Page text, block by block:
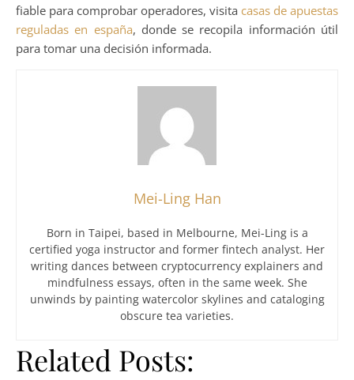
fiable para comprobar operadores, visita casas de apuestas
reguladas en españa, donde se recopila información útil
para tomar una decisión informada.
Mei-Ling Han
Born in Taipei, based in Melbourne, Mei-Ling is a
certified yoga instructor and former fintech analyst. Her
writing dances between cryptocurrency explainers and
mindfulness essays, often in the same week. She
unwinds by painting watercolor skylines and cataloging
obscure tea varieties.
Related Posts: